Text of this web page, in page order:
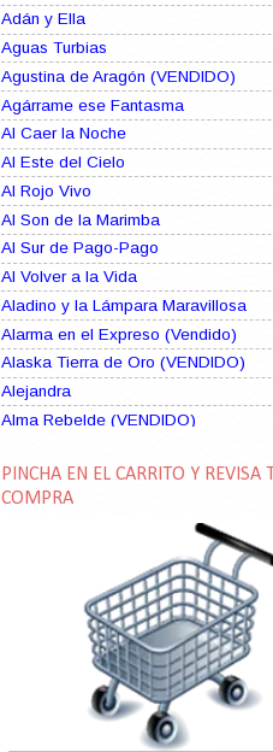
Adán y Ella
Aguas Turbias
Agustina de Aragón (VENDIDO)
Agárrame ese Fantasma
Al Caer la Noche
Al Este del Cielo
Al Rojo Vivo
Al Son de la Marimba
Al Sur de Pago-Pago
Al Volver a la Vida
Aladino y la Lámpara Maravillosa
Alarma en el Expreso (Vendido)
Alaska Tierra de Oro (VENDIDO)
Alejandra
Alma Rebelde (VENDIDO)
Alma en Suplicio (VENDIDO)
Almas Borrascosas
Amame esta Noche (VENDIDO)
Amanda La Paciente Peligrosa
Amarga Victoria
Amor a Medianoche
Amor en Conserva (VENDIDO)
PINCHA EN EL CARRITO Y REVISA
COMPRA